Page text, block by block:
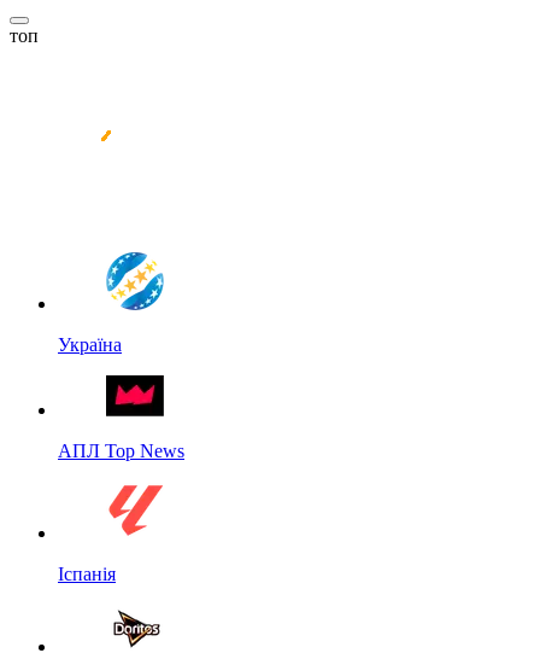
топ
Україна
АПЛ Top News
Іспанія